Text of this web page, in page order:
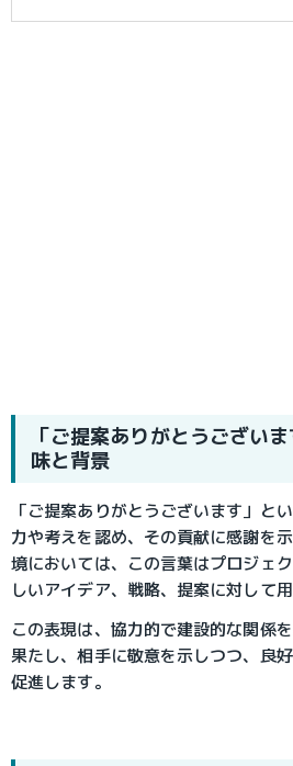
「ご提案ありがとうござい
味と背景
「ご提案ありがとうございます」と
力や考えを認め、その貢献に感謝を
境においては、この言葉はプロジェ
しいアイデア、戦略、提案に対して用
この表現は、協力的で建設的な関係
果たし、相手に敬意を示しつつ、良
促進します。